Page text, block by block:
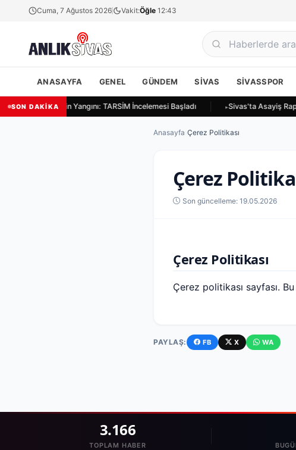
Cuma, 7 Ağustos 2026 Vakit:Öğle 12:43
ANASAYFA GENEL GÜNDEM SIVAS SIVASSPOR
SON DAKİKA
Ulukapı'da Ekin Yangını: TARSİM İncelemesi Başladı Sivas'ta Asayiş
Anasayfa Çerez Politikası
Çerez
Son güncelleme: 19.05.2026
Çerez Politikası
Çerez politikası sayfası.
PAYLAŞ: FB X WA
3.166
TOPLAM HABER